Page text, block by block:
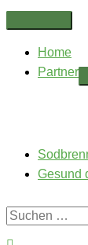
Zum
springen
Above
Header
Home
Partner
Gesund
Suchen
nach: